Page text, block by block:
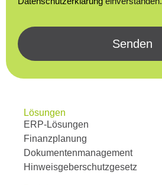
Senden
Lösungen
ERP-Lösungen
Finanzplanung
Dokumentenmanagement
Hinweisgeberschutzgesetz